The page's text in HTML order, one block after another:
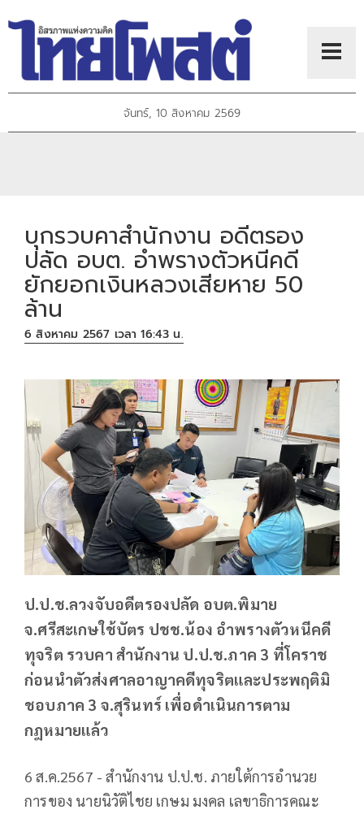
จันทร์, 10 สิงหาคม 2569
บุกรวบคาสำนักงาน อดีตรอง
ปลัด อบต. อำพรางตัวหนีคดี
ยักยอกเงินหลวงเสียหาย 50
ล้าน
6 สิงหาคม 2567 เวลา 16:43 น.
ป.ป.ช.ลวงจับอดีตรองปลัด อบต.พิมาย
จ.ศรีสะเกษใช้บัตร ปชช.น้อง อำพรางตัวหนีคดี
ทุจริต รวบคา สํานักงาน ป.ป.ช.ภาค 3 ที่โคราช
ก่อนนําตัวส่งศาลอาญาคดีทุจริตและประพฤติมิ
ชอบภาค 3 จ.สุรินทร์ เพื่อดําเนินการตาม
กฎหมายแล้ว
6 ส.ค.2567 - สํานักงาน ป.ป.ช. ภายใต้การอํานวย
การของ นายนิวัติไชย เกษม มงคล เลขาธิการคณะ